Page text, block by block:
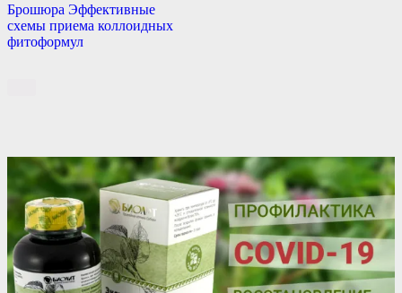
Брошюра Эффективные
схемы приема коллоидных
фитоформул